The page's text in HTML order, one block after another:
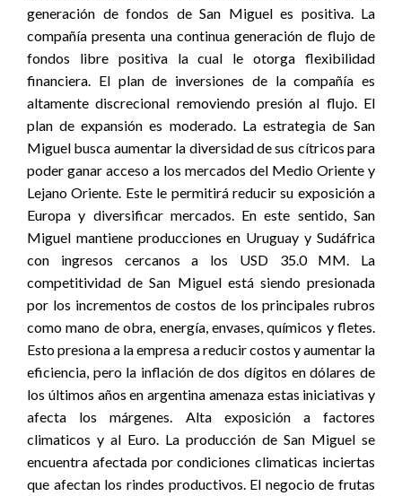
generación de fondos de San Miguel es positiva. La
compañía presenta una continua generación de flujo de
fondos libre positiva la cual le otorga flexibilidad
financiera. El plan de inversiones de la compañía es
altamente discrecional removiendo presión al flujo. El
plan de expansión es moderado. La estrategia de San
Miguel busca aumentar la diversidad de sus cítricos para
poder ganar acceso a los mercados del Medio Oriente y
Lejano Oriente. Este le permitirá reducir su exposición a
Europa y diversificar mercados. En este sentido, San
Miguel mantiene producciones en Uruguay y Sudáfrica
con ingresos cercanos a los USD 35.0 MM. La
competitividad de San Miguel está siendo presionada
por los incrementos de costos de los principales rubros
como mano de obra, energía, envases, químicos y fletes.
Esto presiona a la empresa a reducir costos y aumentar la
eficiencia, pero la inflación de dos dígitos en dólares de
los últimos años en argentina amenaza estas iniciativas y
afecta los márgenes. Alta exposición a factores
climaticos y al Euro. La producción de San Miguel se
encuentra afectada por condiciones climaticas inciertas
que afectan los rindes productivos. El negocio de frutas